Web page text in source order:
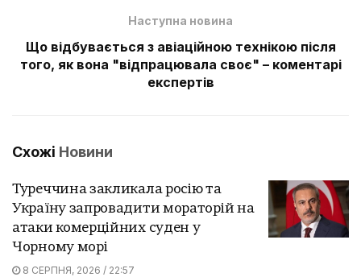
Наступна новина
Що відбувається з авіаційною технікою після
того, як вона "відпрацювала своє" – коментарі
експертів
Схожі Новини
Туреччина закликала росію та
Україну запровадити мораторій на
атаки комерційних суден у
Чорному морі
8 СЕРПНЯ, 2026 / 22:57